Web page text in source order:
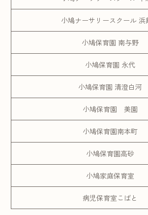
小鳩ナーサリースクール 浜
小鳩保育園 南与野
小鳩保育園 永代
小鳩保育園 清澄白河
小鳩保育園 美園
小鳩保育園南本町
小鳩保育園高砂
小鳩家庭保育室
病児保育室こばと